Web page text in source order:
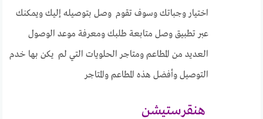
اختيار وجباتك وسوف تقوم وصل بتوصيله إليك ويمكنك
عبر تطبيق وصل متابعة طلبك ومعرفة موعد الوصول
العديد من المطاعم ومتاجر الحلويات التي لم يكن بها خدم
التوصيل وأفضل هذه المطاعم والمتاجر
هنقرستيشن